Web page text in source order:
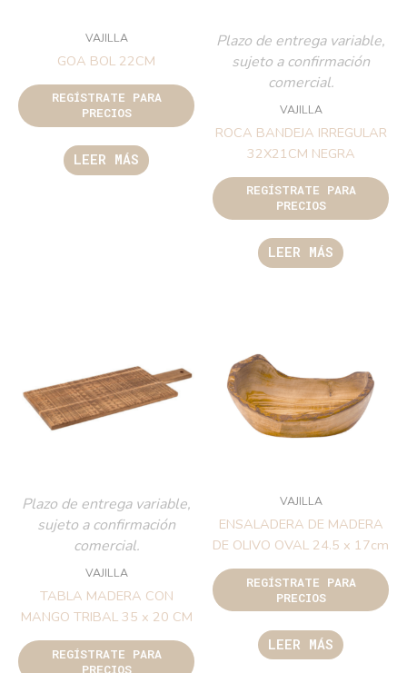
VAJILLA
GOA BOL 22CM
REGÍSTRATE PARA
PRECIOS
LEER MÁS
Plazo de entrega variable,
sujeto a confirmación
comercial.
VAJILLA
ROCA BANDEJA IRREGULAR
32X21CM NEGRA
REGÍSTRATE PARA
PRECIOS
LEER MÁS
Plazo de entrega variable,
sujeto a confirmación
comercial.
VAJILLA
TABLA MADERA CON
MANGO TRIBAL 35 x 20 CM
REGÍSTRATE PARA
PRECIOS
VAJILLA
ENSALADERA DE MADERA
DE OLIVO OVAL 24.5 x 17cm
REGÍSTRATE PARA
PRECIOS
LEER MÁS